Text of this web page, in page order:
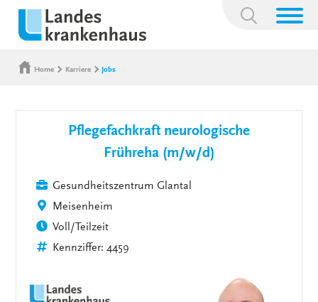
Suchbegriff:
Home Karriere Jobs
Pflegefachkraft neurologische
Frühreha (m/w/d)
Gesundheitszentrum Glantal
Meisenheim
Voll/Teilzeit
Kennziffer: 4459